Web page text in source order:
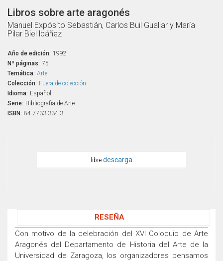
Libros sobre arte aragonés
Manuel Expósito Sebastián, Carlos Buil Guallar y María
Pilar Biel lbáñez
Año de edición: 1992
Nº páginas: 75
Temática: Arte
Colección: Fuera de colección
Idioma: Español
Serie: Bibliografía de Arte
ISBN: 84-7733-334-3
libre descarga
RESEÑA
Con motivo de la celebración del XVI Coloquio de Arte
Aragonés del Departamento de Historia del Arte de la
Universidad de Zaragoza, los organizadores pensamos